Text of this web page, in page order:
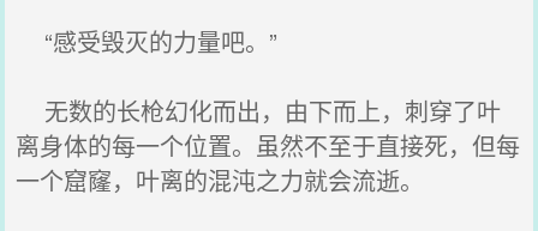
“感受毁灭的力量吧。”
无数的长枪幻化而出，由下而上，刺穿了叶
离身体的每一个位置。虽然不至于直接死，但每
一个窟窿，叶离的混沌之力就会流逝。